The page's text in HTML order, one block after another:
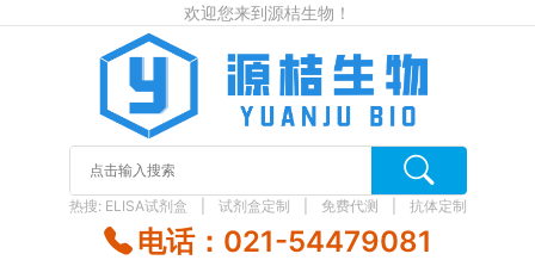
欢迎您来到源桔生物！
热搜: ELISA试剂盒 试剂盒定制 免费代测 抗体定制
电话：021-54479081